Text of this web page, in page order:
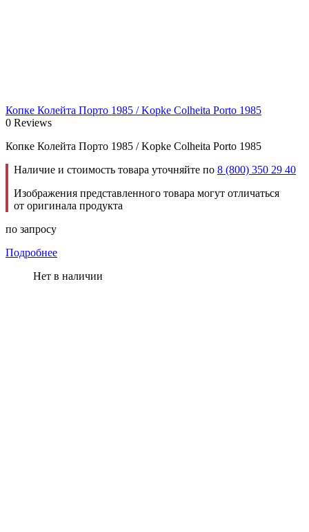
Копке Колейта Порто 1985 / Kopke Colheita Porto 1985
0 Reviews
Копке Колейта Порто 1985 / Kopke Colheita Porto 1985
Наличие и стоимость товара уточняйте по 8 (800) 350 29 40
Изображения представленного товара могут отличаться
от оригинала продукта
по запросу
Подробнее
Нет в наличии